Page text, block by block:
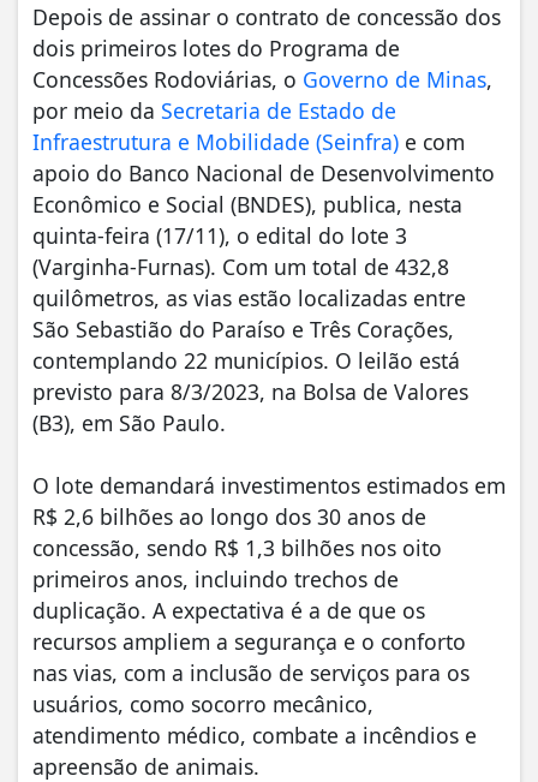
Depois de assinar o contrato de concessão dos
dois primeiros lotes do Programa de
Concessões Rodoviárias, o Governo de Minas,
por meio da Secretaria de Estado de
Infraestrutura e Mobilidade (Seinfra) e com
apoio do Banco Nacional de Desenvolvimento
Econômico e Social (BNDES), publica, nesta
quinta-feira (17/11), o edital do lote 3
(Varginha-Furnas). Com um total de 432,8
quilômetros, as vias estão localizadas entre
São Sebastião do Paraíso e Três Corações,
contemplando 22 municípios. O leilão está
previsto para 8/3/2023, na Bolsa de Valores
(B3), em São Paulo.
O lote demandará investimentos estimados em
R$ 2,6 bilhões ao longo dos 30 anos de
concessão, sendo R$ 1,3 bilhões nos oito
primeiros anos, incluindo trechos de
duplicação. A expectativa é a de que os
recursos ampliem a segurança e o conforto
nas vias, com a inclusão de serviços para os
usuários, como socorro mecânico,
atendimento médico, combate a incêndios e
apreensão de animais.